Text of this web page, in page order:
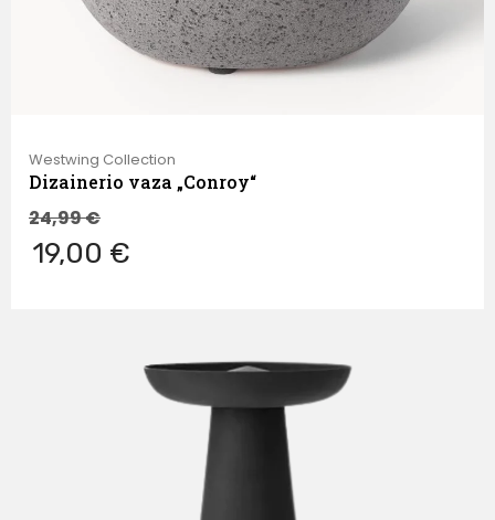
Westwing Collection
Dizainerio vaza „Conroy“
24,99€
19,00 €